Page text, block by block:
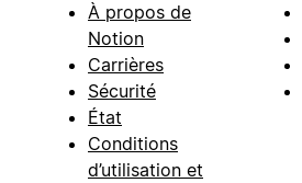
À propos de
Notion
Carrières
Sécurité
État
Conditions
d’utilisation et